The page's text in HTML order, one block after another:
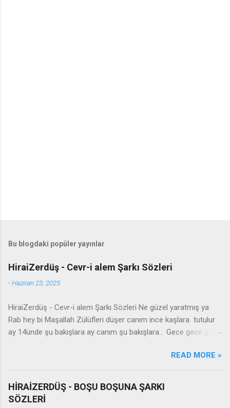
Bu blogdaki popüler yayınlar
HiraiZerdüş - Cevr-i alem Şarkı Sözleri
-Haziran 23, 2025
HiraiZerdüş - Cevr-i alem Şarkı Sözleri Ne güzel yaratmış ya
Rab hey bi Maşallah Zülüfleri düşer canım ince kaşlara tutulur
ay 14ünde şu bakışlara ay canım şu bakışlara.. Gece gece gel
Anlamazlar bu sevdayı burdan gidelim sultanım Burdan gidelim
canım burdan gidelim - Derdit we kûlim leyla xemit barime
zindegî bê tu leyla zindan malime ey hawar zindan malime reng
zerdî xezen Leyla xetey payîze reng zerdya key min leyla dûrî
READ MORE »
HİRAİZERDÜŞ - BOŞU BOŞUNA ŞARKI
SÖZLERİ